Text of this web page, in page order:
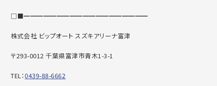
□■━━━━━━━━━━━━━━━━━━━
株式会社 ビップオート スズキアリーナ富津
〒293-0012 千葉県富津市青木1-3-1
TEL：0439-88-6662